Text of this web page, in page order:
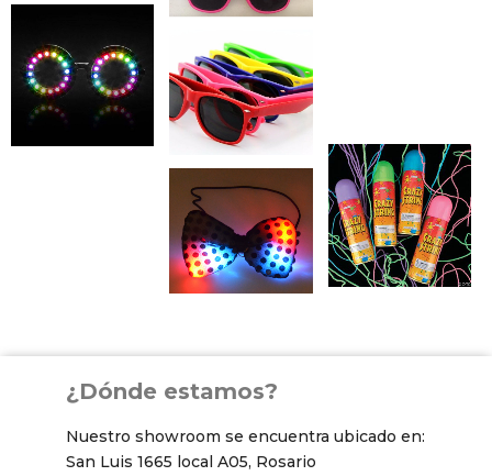
¿Dónde estamos?
Nuestro showroom se encuentra ubicado en:
San Luis 1665 local A05, Rosario